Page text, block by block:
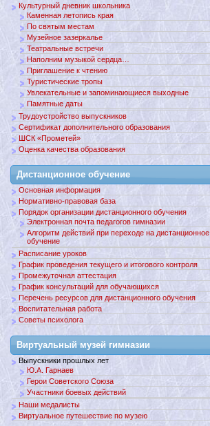
Культурный дневник школьника
Каменная летопись края
По святым местам
Музейное зазеркалье
Театральные встречи
Наполним музыкой сердца…
Приглашение к чтению
Туристические тропы
Увлекательные и запоминающиеся выходные
Памятные даты
Трудоустройство выпускников
Сертификат дополнительного образования
ШСК «Прометей»
Оценка качества образования
Дистанционное обучение
Основная информация
Нормативно-правовая база
Порядок организации дистанционного обучения
Электронная почта педагогов гимназии
Алгоритм действий при переходе на дистанционное
обучение
Расписание уроков
График проведения текущего и итогового контроля
Промежуточная аттестация
График консультаций для обучающихся
Перечень ресурсов для дистанционного обучения
Воспитательная работа
Советы психолога
Виртуальный музей гимназии
Выпускники прошлых лет
Ю.А. Гарнаев
Герои Советского Союза
Участники боевых действий
Наши медалисты
Виртуальное путешествие по музею